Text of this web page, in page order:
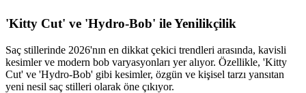
'Kitty Cut' ve 'Hydro-Bob' ile Yenilikçilik
Saç stillerinde 2026'nın en dikkat çekici trendleri arasında, kavisli
kesimler ve modern bob varyasyonları yer alıyor. Özellikle, 'Kitty
Cut' ve 'Hydro-Bob' gibi kesimler, özgün ve kişisel tarzı yansıtan
yeni nesil saç stilleri olarak öne çıkıyor.